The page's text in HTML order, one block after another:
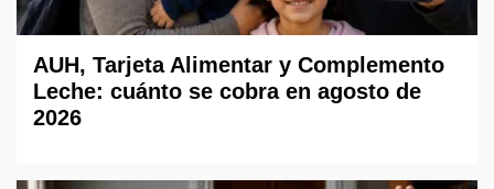
AUH, Tarjeta Alimentar y Complemento
Leche: cuánto se cobra en agosto de
2026